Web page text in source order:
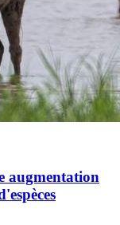
augmentation